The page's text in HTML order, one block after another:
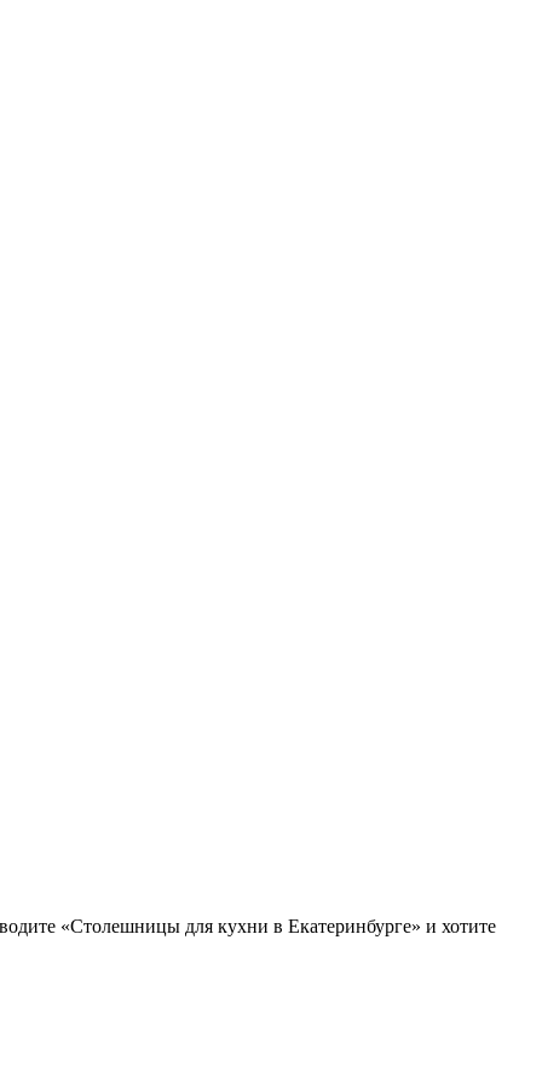
«Столешницы для кухни в Екатеринбурге» и хотите